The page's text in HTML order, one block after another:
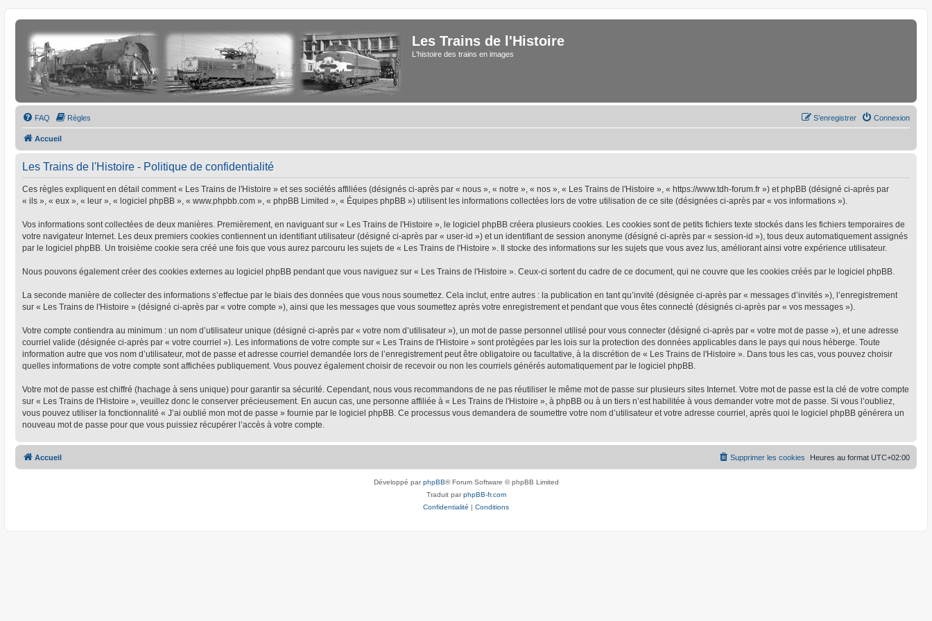
Les Trains de l'Histoire
L'histoire des trains en images
FAQ Règles Connexion
S’enregistrer
Accueil
Les Trains de l'Histoire - Politique de confidentialité
Ces règles expliquent en détail comment « Les Trains de l'Histoire » et ses sociétés affiliées (désignés ci-après par « nous », « notre », « nos », « Les Trains de l'Histoire », « https://www.tdh-forum.fr ») et phpBB (désigné ci-après par
« ils », « eux », « leur », « logiciel phpBB », « www.phpbb.com », « phpBB Limited », « Équipes phpBB ») utilisent les informations collectées lors de votre utilisation de ce site (désignées ci-après par « vos informations »).
Vos informations sont collectées de deux manières. Premièrement, en naviguant sur « Les Trains de l'Histoire », le logiciel phpBB créera plusieurs cookies. Les cookies sont de petits fichiers texte stockés dans les fichiers temporaires de
votre navigateur Internet. Les deux premiers cookies contiennent un identifiant utilisateur (désigné ci-après par « user-id ») et un identifiant de session anonyme (désigné ci-après par « session-id »), tous deux automatiquement assignés
par le logiciel phpBB. Un troisième cookie sera créé une fois que vous aurez parcouru les sujets de « Les Trains de l'Histoire ». Il stocke des informations sur les sujets que vous avez lus, améliorant ainsi votre expérience utilisateur.
Nous pouvons également créer des cookies externes au logiciel phpBB pendant que vous naviguez sur « Les Trains de l'Histoire ». Ceux-ci sortent du cadre de ce document, qui ne couvre que les cookies créés par le logiciel phpBB.
La seconde manière de collecter des informations s’effectue par le biais des données que vous nous soumettez. Cela inclut, entre autres : la publication en tant qu’invité (désignée ci-après par « messages d’invités »), l’enregistrement
sur « Les Trains de l'Histoire » (désigné ci-après par « votre compte »), ainsi que les messages que vous soumettez après votre enregistrement et pendant que vous êtes connecté (désignés ci-après par « vos messages »).
Votre compte contiendra au minimum : un nom d’utilisateur unique (désigné ci-après par « votre nom d’utilisateur »), un mot de passe personnel utilisé pour vous connecter (désigné ci-après par « votre mot de passe »), et une adresse
courriel valide (désignée ci-après par « votre courriel »). Les informations de votre compte sur « Les Trains de l'Histoire » sont protégées par les lois sur la protection des données applicables dans le pays qui nous héberge. Toute
information autre que vos nom d’utilisateur, mot de passe et adresse courriel demandée lors de l’enregistrement peut être obligatoire ou facultative, à la discrétion de « Les Trains de l'Histoire ». Dans tous les cas, vous pouvez choisir
quelles informations de votre compte sont affichées publiquement. Vous pouvez également choisir de recevoir ou non les courriels générés automatiquement par le logiciel phpBB.
Votre mot de passe est chiffré (hachage à sens unique) pour garantir sa sécurité. Cependant, nous vous recommandons de ne pas réutiliser le même mot de passe sur plusieurs sites Internet. Votre mot de passe est la clé de votre compte
sur « Les Trains de l'Histoire », veuillez donc le conserver précieusement. En aucun cas, une personne affiliée à « Les Trains de l'Histoire », à phpBB ou à un tiers n’est habilitée à vous demander votre mot de passe. Si vous l’oubliez,
vous pouvez utiliser la fonctionnalité « J’ai oublié mon mot de passe » fournie par le logiciel phpBB. Ce processus vous demandera de soumettre votre nom d’utilisateur et votre adresse courriel, après quoi le logiciel phpBB générera un
nouveau mot de passe pour que vous puissiez récupérer l’accès à votre compte.
Accueil Heures au format UTC+02:00
Supprimer les cookies
Développé parphpBB® Forum Software © phpBB Limited
Traduit parphpBB-fr.com
Confidentialité | Conditions